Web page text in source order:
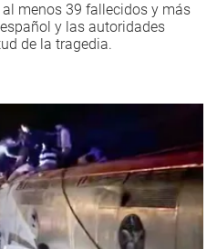
menos 39 fallecidos y más
y las autoridades
de la tragedia.